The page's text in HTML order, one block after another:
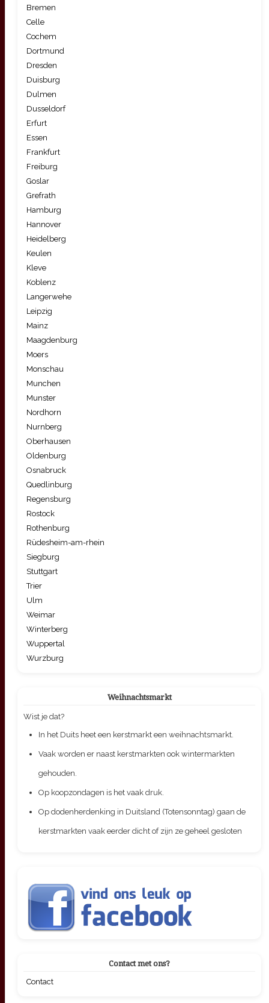
Bremen
Celle
Cochem
Dortmund
Dresden
Duisburg
Dulmen
Dusseldorf
Erfurt
Essen
Frankfurt
Freiburg
Goslar
Grefrath
Hamburg
Hannover
Heidelberg
Keulen
Kleve
Koblenz
Langerwehe
Leipzig
Mainz
Maagdenburg
Moers
Monschau
Munchen
Munster
Nordhorn
Nurnberg
Oberhausen
Oldenburg
Osnabruck
Quedlinburg
Regensburg
Rostock
Rothenburg
Rüdesheim-am-rhein
Siegburg
Stuttgart
Trier
Ulm
Weimar
Winterberg
Wuppertal
Wurzburg
Weihnachtsmarkt
Wist je dat?
In het Duits heet een kerstmarkt een weihnachtsmarkt.
Vaak worden er naast kerstmarkten ook wintermarkten
gehouden.
Op koopzondagen is het vaak druk.
Op dodenherdenking in Duitsland (Totensonntag) gaan de
kerstmarkten vaak eerder dicht of zijn ze geheel gesloten
Contact met ons?
Contact